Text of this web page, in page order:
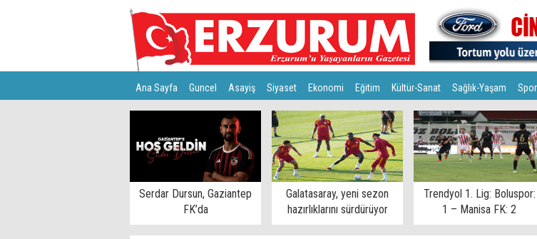
Ana Sayfa Guncel Asayiş Siyaset Ekonomi Eğitim Kültür-Sanat Sağlık-Yaşam Spor
Serdar Dursun, Gaziantep
FK’da
Galatasaray, yeni sezon
hazırlıklarını sürdürüyor
Trendyol 1. Lig: Boluspor:
1 – Manisa FK: 2